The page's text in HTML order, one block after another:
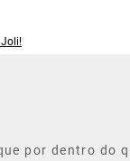
Joli!
por dentro do